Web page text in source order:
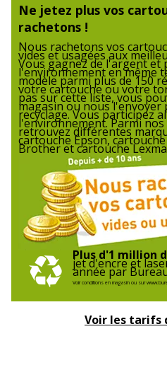
Ne jetez plus vos
rachetons !
Nous rachetons vos
vides et usagées aux
Vous gagnez de l'argent et
l'environnement en même
modèle parmi plus de 150
votre cartouche ou votre
pas sur cette liste, vous
magasin ou nous
recyclage. Vous participez
l'environnement. Parmi
retrouvez différentes
cartouche Epson,
Brother et cartouche
Plus d'1 million
jet d'encre et
année par
Voir conditions en magasin ou sur
Voir les tarifs